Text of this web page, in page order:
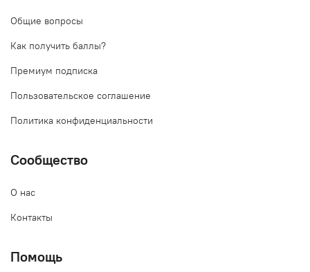
Общие вопросы
Как получить баллы?
Премиум подписка
Пользовательское соглашение
Политика конфиденциальности
Сообщество
О нас
Контакты
Помощь